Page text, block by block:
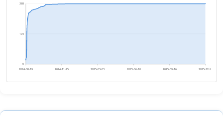
0
194
388
2024-08-19 2024-11-25 2025-03-03 2025-06-10 2025-09-16 2025-12-23